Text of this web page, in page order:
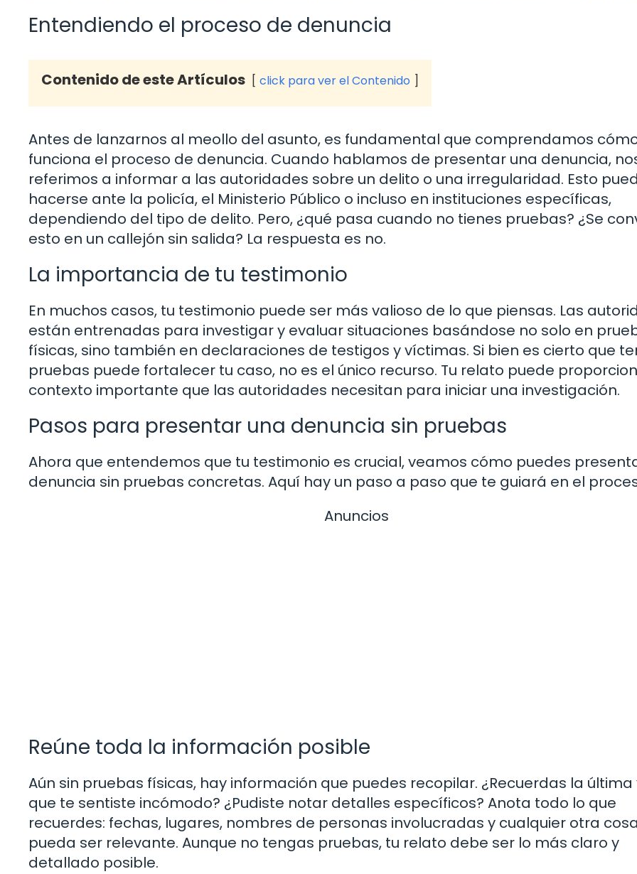
Entendiendo el proceso de denuncia
Contenido de este Artículos click para ver el Contenido
Antes de lanzarnos al meollo del asunto, es fundamental que comprendamos
funciona el proceso de denuncia. Cuando hablamos de presentar una denuncia,
referimos a informar a las autoridades sobre un delito o una irregularidad. Esto
hacerse ante la policía, el Ministerio Público o incluso en instituciones específicas,
dependiendo del tipo de delito. Pero, ¿qué pasa cuando no tienes pruebas? ¿Se
esto en un callejón sin salida? La respuesta es no.
La importancia de tu testimonio
En muchos casos, tu testimonio puede ser más valioso de lo que piensas. Las
están entrenadas para investigar y evaluar situaciones basándose no solo en
físicas, sino también en declaraciones de testigos y víctimas. Si bien es cierto que
pruebas puede fortalecer tu caso, no es el único recurso. Tu relato puede
contexto importante que las autoridades necesitan para iniciar una investigación.
Pasos para presentar una denuncia sin pruebas
Ahora que entendemos que tu testimonio es crucial, veamos cómo puedes
denuncia sin pruebas concretas. Aquí hay un paso a paso que te guiará en el
Anuncios
Reúne toda la información posible
Aún sin pruebas físicas, hay información que puedes recopilar. ¿Recuerdas la última
que te sentiste incómodo? ¿Pudiste notar detalles específicos? Anota todo lo que
recuerdes: fechas, lugares, nombres de personas involucradas y cualquier otra
pueda ser relevante. Aunque no tengas pruebas, tu relato debe ser lo más claro y
detallado posible.